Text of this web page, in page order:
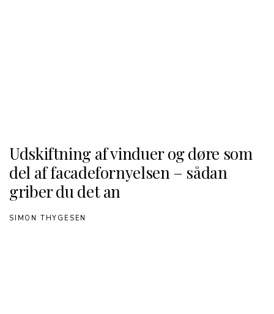
Udskiftning af vinduer og døre som
del af facadefornyelsen – sådan
griber du det an
SIMON THYGESEN